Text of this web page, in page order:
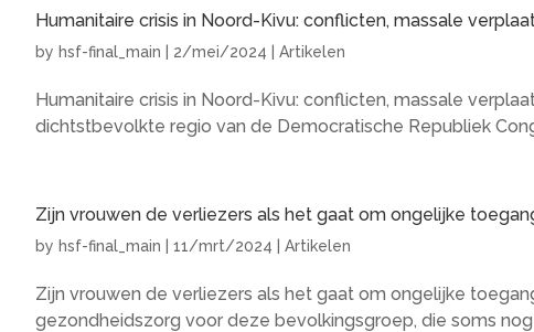
Humanitaire crisis in Noord-Kivu: conflicten, massale
by hsf-final_main 2/mei/2024 Artikelen
Humanitaire crisis in Noord-Kivu: conflicten, massale
dichtstbevolkte regio van de Democratische Republiek
Zijn vrouwen de verliezers als het gaat om ongelijke
by hsf-final_main 11/mrt/2024 Artikelen
Zijn vrouwen de verliezers als het gaat om ongelijke
gezondheidszorg voor deze bevolkingsgroep, die soms